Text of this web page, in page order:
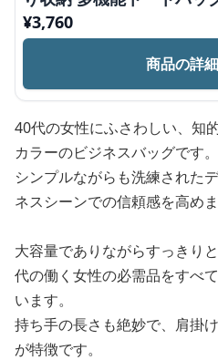
¥3,760
商品の詳
40代の女性にふさわしい、知
カラーのビジネスバッグです。
シンプルながらも洗練された
ネスシーンでの信頼感を高めま
大容量でありながらすっきり
代の働く女性の必需品をすべ
います。
持ち手の長さも絶妙で、肩掛
が特徴です。